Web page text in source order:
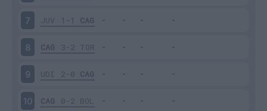
7 JUV 1-1 CAG
8 CAG 3-2 TOR
9 UDI 2-0 CAG
10 CAG 0-2 BOL